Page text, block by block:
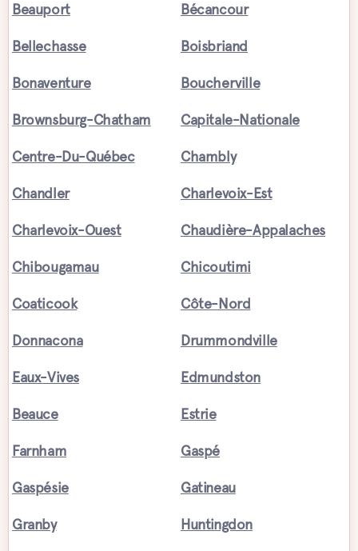
Beauport Bécancour
Bellechasse Boisbriand
Bonaventure Boucherville
Brownsburg-Chatham Capitale-Nationale
Centre-Du-Québec Chambly
Chandler Charlevoix-Est
Charlevoix-Ouest Chaudière-Appalaches
Chibougamau Chicoutimi
Coaticook Côte-Nord
Donnacona Drummondville
Eaux-Vives Edmundston
Beauce Estrie
Farnham Gaspé
Gaspésie Gatineau
Granby Huntingdon